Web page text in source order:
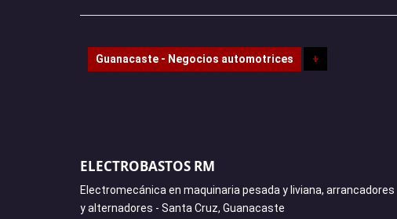
Guanacaste - Negocios automotrices +
ELECTROBASTOS RM
Electromecánica en maquinaria pesada y liviana, arrancadores
y alternadores - Santa Cruz, Guanacaste